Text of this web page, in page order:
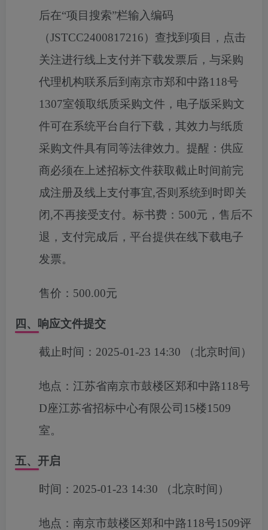
后在“项目搜索”栏输入编码
（JSTCC2400817216）查找到项目，点击
关注进行线上支付并下载发票后，与采购
代理机构联系后到南京市郑和中路118号
1307室领取纸质采购文件，电子版采购文
件可在系统平台自行下载，其效力与纸质
采购文件具有同等法律效力。提醒：供应
商必须在上述招标文件获取截止时间前完
成注册及线上支付事宜,否则系统到时即关
闭,不再接受支付。标书费：500元，售后不
退，支付完成后，平台提供在线下载电子
发票。
售价： 500.00元
四、响应文件提交
截止时间： 2025-01-23 14:30 （北京时间）
地点： 江苏省南京市鼓楼区郑和中路118号
D座江苏省招标中心有限公司15楼1509
室。
五、开启
时间： 2025-01-23 14:30 （北京时间）
地点： 南京市鼓楼区郑和中路118号1509评